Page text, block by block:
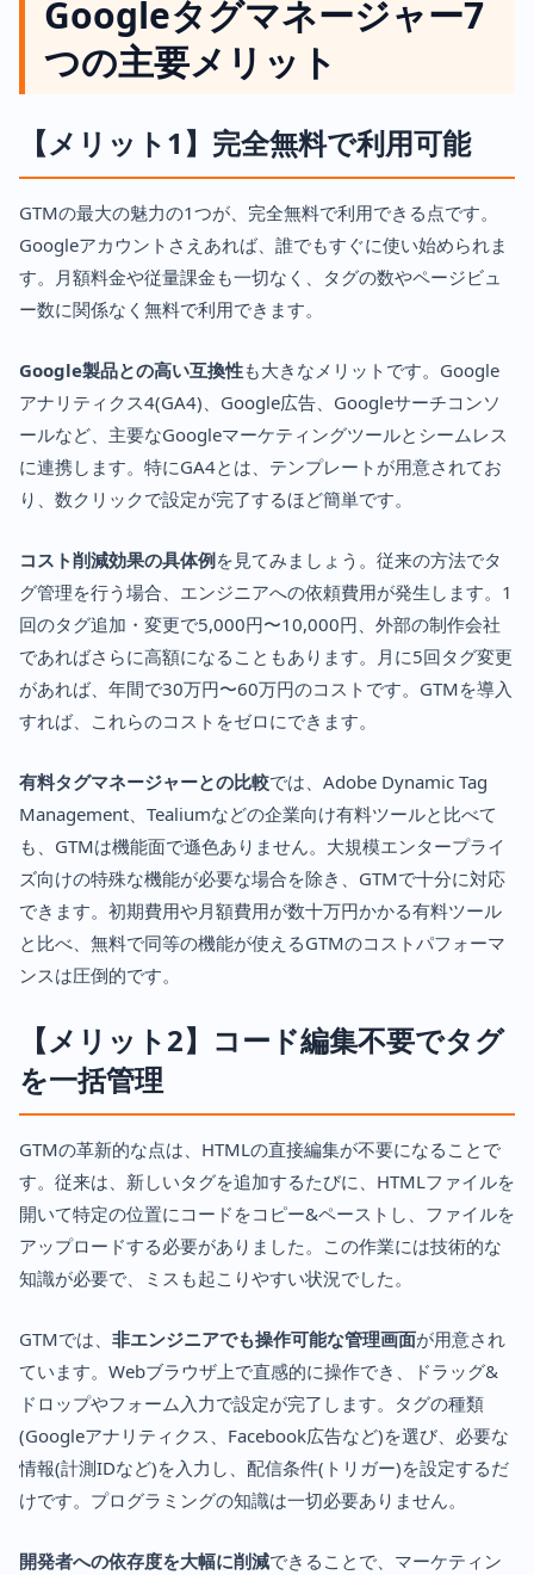
Googleタグマネージャー7
つの主要メリット
【メリット1】完全無料で利用可能
GTMの最大の魅力の1つが、完全無料で利用できる点です。
Googleアカウントさえあれば、誰でもすぐに使い始められま
す。月額料金や従量課金も一切なく、タグの数やページビュ
ー数に関係なく無料で利用できます。
Google製品との高い互換性も大きなメリットです。Google
アナリティクス4(GA4)、Google広告、Googleサーチコンソ
ールなど、主要なGoogleマーケティングツールとシームレス
に連携します。特にGA4とは、テンプレートが用意されてお
り、数クリックで設定が完了するほど簡単です。
コスト削減効果の具体例を見てみましょう。従来の方法でタ
グ管理を行う場合、エンジニアへの依頼費用が発生します。1
回のタグ追加・変更で5,000円〜10,000円、外部の制作会社
であればさらに高額になることもあります。月に5回タグ変更
があれば、年間で30万円〜60万円のコストです。GTMを導入
すれば、これらのコストをゼロにできます。
有料タグマネージャーとの比較では、Adobe Dynamic Tag
Management、Tealiumなどの企業向け有料ツールと比べて
も、GTMは機能面で遜色ありません。大規模エンタープライ
ズ向けの特殊な機能が必要な場合を除き、GTMで十分に対応
できます。初期費用や月額費用が数十万円かかる有料ツール
と比べ、無料で同等の機能が使えるGTMのコストパフォーマ
ンスは圧倒的です。
【メリット2】コード編集不要でタグ
を一括管理
GTMの革新的な点は、HTMLの直接編集が不要になることで
す。従来は、新しいタグを追加するたびに、HTMLファイルを
開いて特定の位置にコードをコピー&ペーストし、ファイルを
アップロードする必要がありました。この作業には技術的な
知識が必要で、ミスも起こりやすい状況でした。
GTMでは、 非エンジニアでも操作可能な管理画面が用意され
ています。Webブラウザ上で直感的に操作でき、ドラッグ&
ドロップやフォーム入力で設定が完了します。タグの種類
(Googleアナリティクス、Facebook広告など)を選び、必要な
情報(計測IDなど)を入力し、配信条件(トリガー)を設定するだ
けです。プログラミングの知識は一切必要ありません。
開発者への依存度を大幅に削減できることで、マーケティン